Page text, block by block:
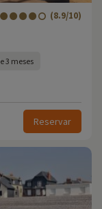
(8.9/10)
3 meses
Reservar